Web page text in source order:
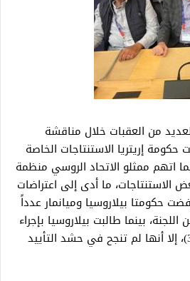
من العقبات خلال مناقشة
حكومة إريتريا الاستنتاجات الخاصة
اتهم ممثلو الاتحاد الروسي منظمة
الاستنتاجات، ما أدى إلى اعتراضات
حكومتا بيلاروسيا وميانمار عدداً
بينما طالبت بيلاروسيا بإجراء
تصويت على القرار رقم (33)، إلا أنها لم تنجح في حشد التأييد